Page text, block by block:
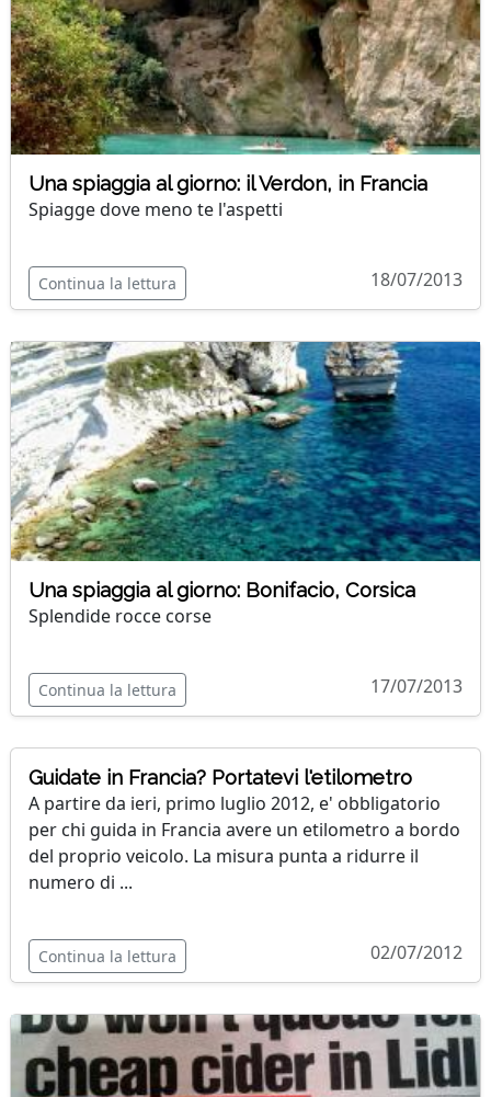
Una spiaggia al giorno: il Verdon, in Francia
Spiagge dove meno te l'aspetti
Continua la lettura 18/07/2013
Una spiaggia al giorno: Bonifacio, Corsica
Splendide rocce corse
Continua la lettura 17/07/2013
Guidate in Francia? Portatevi l'etilometro
A partire da ieri, primo luglio 2012, e' obbligatorio
per chi guida in Francia avere un etilometro a bordo
del proprio veicolo. La misura punta a ridurre il
numero di ...
Continua la lettura 02/07/2012